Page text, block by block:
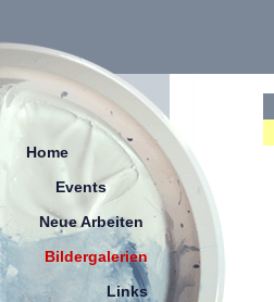
Home
Events
Neue Arbeiten
Bildergalerien
Links